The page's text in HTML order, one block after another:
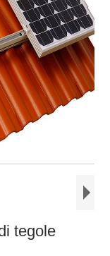
tegole